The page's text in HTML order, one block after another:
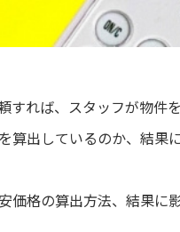
れば、スタッフが物件
算出しているのか、結
価格の算出方法、結果